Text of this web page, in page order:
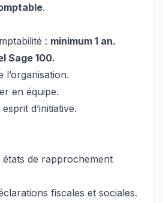
.
: minimum 1 an.
Sage 100.
l’organisation.
en équipe.
d’initiative.
états de rapprochement
fiscales et sociales.